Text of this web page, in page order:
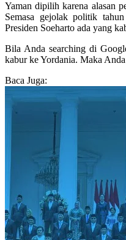
Yaman dipilih karena alasan
Semasa gejolak politik
Presiden Soeharto ada yang
Bila Anda searching di
kabur ke Yordania. Maka
Baca Juga: